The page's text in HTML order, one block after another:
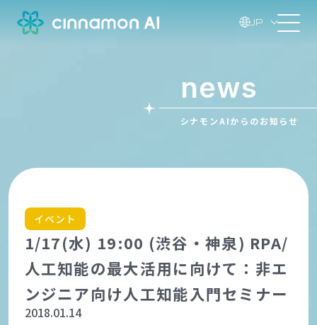
JP
news
シナモンAIからのお知らせ
イベント
1/17(水) 19:00 (渋谷・神泉) RPA/
人工知能の最大活用に向けて：非エ
ンジニア向け人工知能入門セミナー
2018.01.14